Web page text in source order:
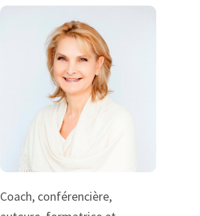
Coach, conférencière,